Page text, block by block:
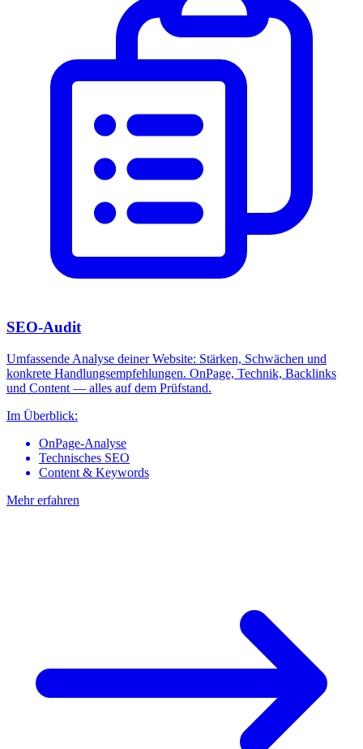
SEO-Audit
Umfassende Analyse deiner Website: Stärken, Schwächen und
konkrete Handlungsempfehlungen. OnPage, Technik, Backlinks
und Content — alles auf dem Prüfstand.
Im Überblick:
OnPage-Analyse
Technisches SEO
Content & Keywords
Mehr erfahren